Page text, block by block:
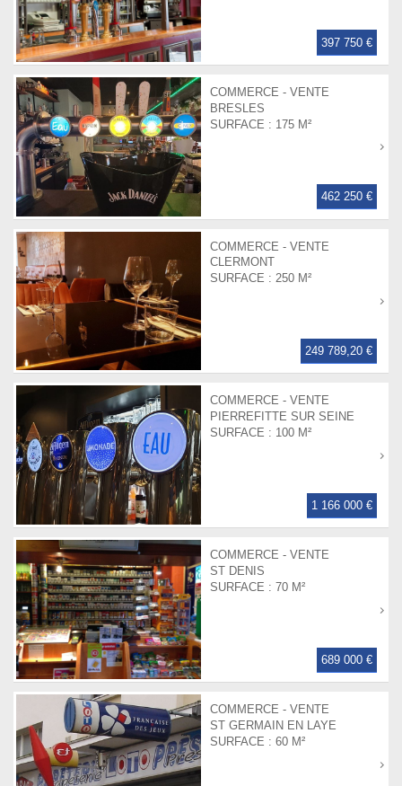
397 750 €
COMMERCE - VENTE
BRESLES
SURFACE : 175 M²
462 250 €
COMMERCE - VENTE
CLERMONT
SURFACE : 250 M²
249 789,20 €
COMMERCE - VENTE
PIERREFITTE SUR SEINE
SURFACE : 100 M²
1 166 000 €
COMMERCE - VENTE
ST DENIS
SURFACE : 70 M²
689 000 €
COMMERCE - VENTE
ST GERMAIN EN LAYE
SURFACE : 60 M²